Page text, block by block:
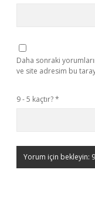
Daha sonraki
ve site adresim bu
9 - 5 kaçtır?*